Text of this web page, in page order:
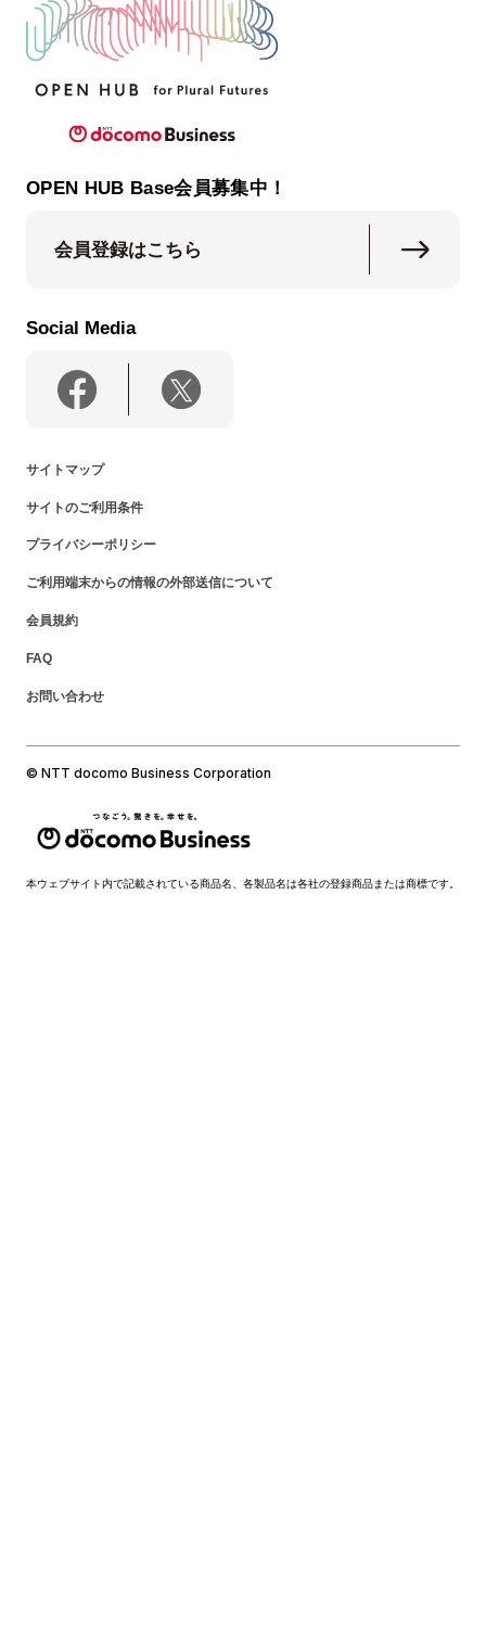
OPEN HUB Base会員募集中！
会員登録はこちら
Social Media
サイトマップ
サイトのご利用条件
プライバシーポリシー
ご利用端末からの情報の外部送信について
会員規約
FAQ
お問い合わせ
© NTT docomo Business Corporation
本ウェブサイト内で記載されている商品名、各製品名は各社の登録商品または商標です。